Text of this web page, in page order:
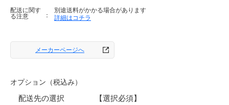
配送に関す
る注意
別途送料がかかる場合があります
詳細はコチラ
メーカーページへ
オプション（税込み）
配送先の選択 【選択必須】